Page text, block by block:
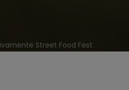
Street Food Fest